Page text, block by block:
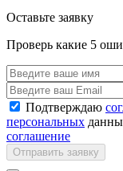
Оставьте заявку
Проверь какие 5
Подтверждаю
персональных
соглашение
Отправить заявку